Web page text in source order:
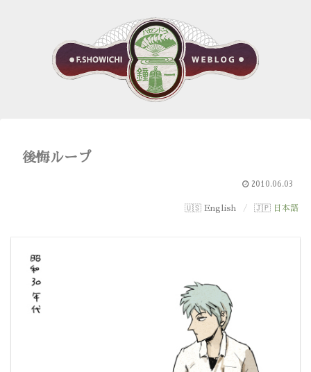
後悔ループ
2010.06.03
English 日本語